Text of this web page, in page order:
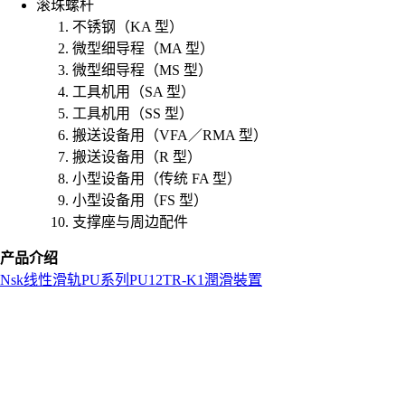
滚珠螺杆
不锈钢（KA 型）
微型细导程（MA 型）
微型细导程（MS 型）
工具机用（SA 型）
工具机用（SS 型）
搬送设备用（VFA／RMA 型）
搬送设备用（R 型）
小型设备用（传统 FA 型）
小型设备用（FS 型）
支撑座与周边配件
产品介绍
Nsk线性滑轨PU系列 PU12TR-K1潤滑裝置